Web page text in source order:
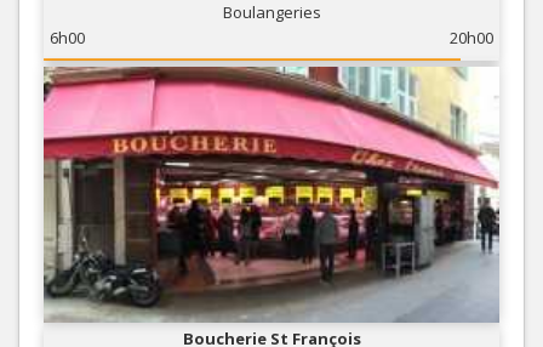
Boulangeries
6h00
20h00
Boucherie St François